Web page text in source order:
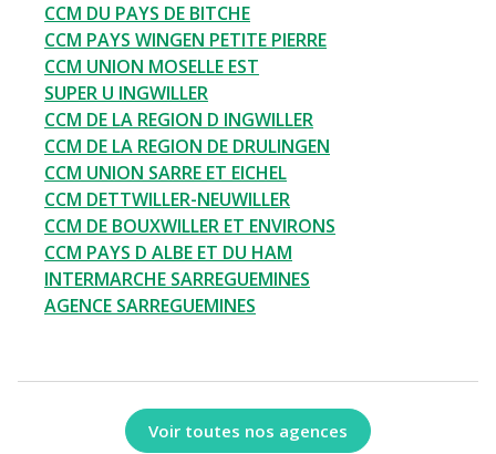
CCM DU PAYS DE BITCHE
CCM PAYS WINGEN PETITE PIERRE
CCM UNION MOSELLE EST
SUPER U INGWILLER
CCM DE LA REGION D INGWILLER
CCM DE LA REGION DE DRULINGEN
CCM UNION SARRE ET EICHEL
CCM DETTWILLER-NEUWILLER
CCM DE BOUXWILLER ET ENVIRONS
CCM PAYS D ALBE ET DU HAM
INTERMARCHE SARREGUEMINES
AGENCE SARREGUEMINES
Voir toutes nos agences